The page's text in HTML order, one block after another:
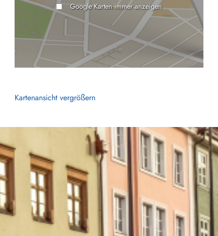
Google Karten immer anzeigen
Kartenansicht vergrößern